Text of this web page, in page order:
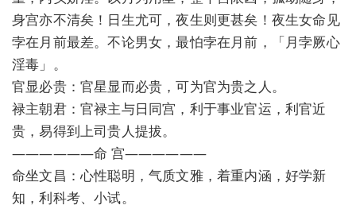
身宫亦不清矣！日生尤可，夜生则更甚矣！夜生女命见
孛在月前最差。不论男女，最怕孛在月前，「月孛厥心
淫毒」。
官显必贵：官星显而必贵，可为官为贵之人。
禄主朝君：官禄主与日同宫，利于事业官运，利官近
贵，易得到上司贵人提拔。
——————命 宫——————
命坐文昌：心性聪明，气质文雅，着重内涵，好学新
知，利科考、小试。